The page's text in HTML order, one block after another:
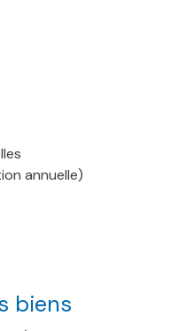
annuelle)
biens